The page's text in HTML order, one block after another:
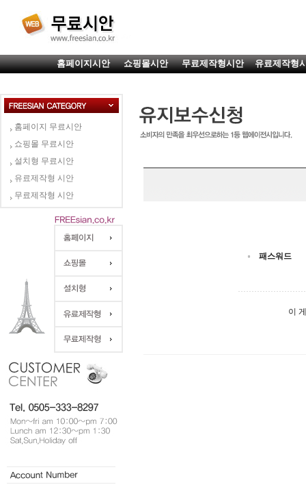
홈페이지시안 쇼핑몰시안 무료제작형시안 유료제작형
홈페이지 무료시안
쇼핑몰 무료시안
설치형 무료시안
유료제작형 시안
무료제작형 시안
패스워드
이